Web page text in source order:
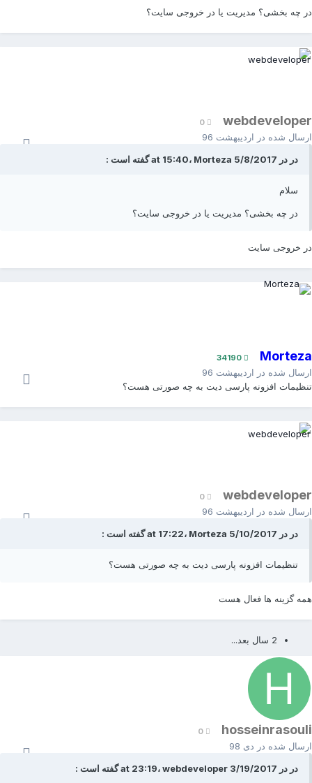
چه بخشی؟ مدیریت یا در خروجی سایت؟
0
شده در اردیبهشت 96
در در 5/8/2017 at 15:40، Morteza گفته است :
سلام
در چه بخشی؟ مدیریت یا در خروجی سایت؟
خروجی سایت
34190
شده در اردیبهشت 96
افزونه پارسی دیت به چه صورتی هست؟
0
شده در اردیبهشت 96
در در 5/10/2017 at 17:22، Morteza گفته است :
تنظیمات افزونه پارسی دیت به چه صورتی هست؟
گزینه ها فعال هست
2 سال بعد...
0
شده در دی 98
در در 3/19/2017 at 23:19، webdeveloper گفته است :